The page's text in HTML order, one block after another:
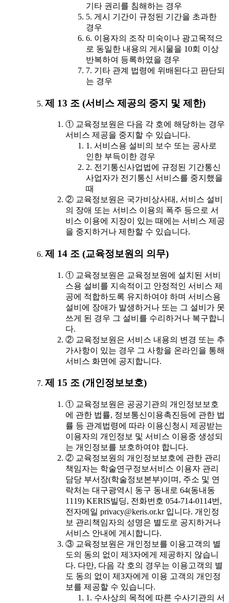
기타 권리를 침해하는 경우
5. 게시 기간이 규정된 기간을 초과한
경우
6. 이용자의 조작 미숙이나 광고목적으
로 동일한 내용의 게시물을 10회 이상
반복하여 등록하였을 경우
7. 기타 관계 법령에 위배된다고 판단되
는 경우
제 13 조 (서비스 제공의 중지 및 제한)
① 교육정보원은 다음 각 호에 해당하는 경우
서비스 제공을 중지할 수 있습니다.
1. 서비스용 설비의 보수 또는 공사로
인한 부득이한 경우
2. 전기통신사업법에 규정된 기간통신
사업자가 전기통신 서비스를 중지했을
때
② 교육정보원은 국가비상사태, 서비스 설비
의 장애 또는 서비스 이용의 폭주 등으로 서
비스 이용에 지장이 있는 때에는 서비스 제공
을 중지하거나 제한할 수 있습니다.
제 14 조 (교육정보원의 의무)
① 교육정보원은 교육정보원에 설치된 서비
스용 설비를 지속적이고 안정적인 서비스 제
공에 적합하도록 유지하여야 하며 서비스용
설비에 장애가 발생하거나 또는 그 설비가 못
쓰게 된 경우 그 설비를 수리하거나 복구합니
다.
② 교육정보원은 서비스 내용의 변경 또는 추
가사항이 있는 경우 그 사항을 온라인을 통해
서비스 화면에 공지합니다.
제 15 조 (개인정보보호)
① 교육정보원은 공공기관의 개인정보보호
에 관한 법률, 정보통신이용촉진등에 관한 법
률 등 관계법령에 따라 이용신청시 제공받는
이용자의 개인정보 및 서비스 이용중 생성되
는 개인정보를 보호하여야 합니다.
② 교육정보원의 개인정보보호에 관한 관리
책임자는 학술연구정보서비스 이용자 관리
담당 부서장(학술정보본부)이며, 주소 및 연
락처는 대구광역시 동구 동내로 64(동내동
1119) KERIS빌딩, 전화번호 054-714-0114번,
전자메일 privacy@keris.or.kr 입니다. 개인정
보 관리책임자의 성명은 별도로 공지하거나
서비스 안내에 게시합니다.
③ 교육정보원은 개인정보를 이용고객의 별
도의 동의 없이 제3자에게 제공하지 않습니
다. 다만, 다음 각 호의 경우는 이용고객의 별
도 동의 없이 제3자에게 이용 고객의 개인정
보를 제공할 수 있습니다.
1. 수사상의 목적에 따른 수사기관의 서